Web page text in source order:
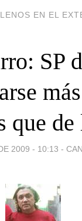
EN EL
SP
que de
2009 - 10:13 -